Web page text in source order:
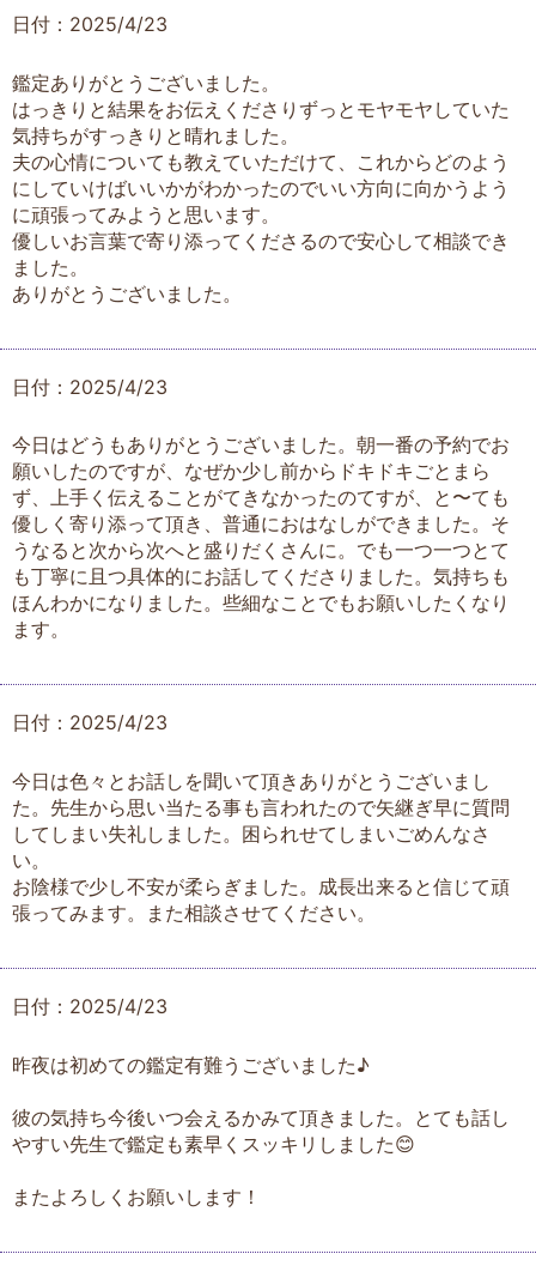
日付：2025/4/23
鑑定ありがとうございました。
はっきりと結果をお伝えくださりずっとモヤモヤしていた
気持ちがすっきりと晴れました。
夫の心情についても教えていただけて、これからどのよう
にしていけばいいかがわかったのでいい方向に向かうよう
に頑張ってみようと思います。
優しいお言葉で寄り添ってくださるので安心して相談でき
ました。
ありがとうございました。
日付：2025/4/23
今日はどうもありがとうございました。朝一番の予約でお
願いしたのですが、なぜか少し前からドキドキごとまら
ず、上手く伝えることがてきなかったのてすが、と〜ても
優しく寄り添って頂き、普通におはなしができました。そ
うなると次から次へと盛りだくさんに。でも一つ一つとて
も丁寧に且つ具体的にお話してくださりました。気持ちも
ほんわかになりました。些細なことでもお願いしたくなり
ます。
日付：2025/4/23
今日は色々とお話しを聞いて頂きありがとうございまし
た。先生から思い当たる事も言われたので矢継ぎ早に質問
してしまい失礼しました。困られせてしまいごめんなさ
い。
お陰様で少し不安が柔らぎました。成長出来ると信じて頑
張ってみます。また相談させてください。
日付：2025/4/23
昨夜は初めての鑑定有難うございました♪
彼の気持ち今後いつ会えるかみて頂きました。とても話し
やすい先生で鑑定も素早くスッキリしました😊
またよろしくお願いします！